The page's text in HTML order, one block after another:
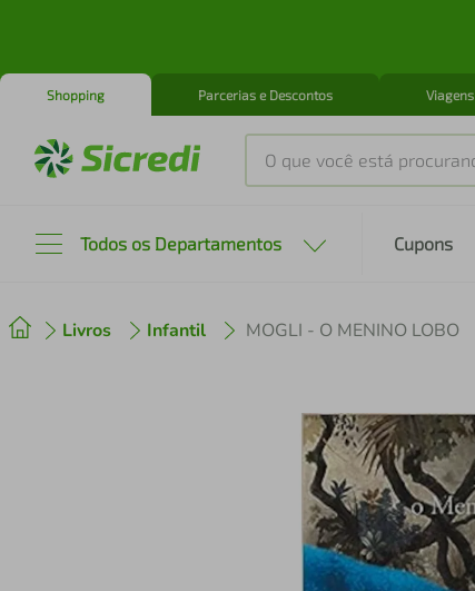
Shopping Parcerias e Descontos Viagens
O que você está procurando?
Todos os Departamentos Cupons
Livros Infantil MOGLI - O MENINO LOBO
2º cafeteira
air fryer
iphone